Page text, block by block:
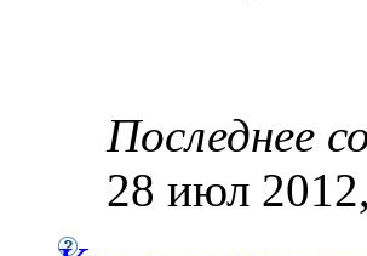
Последнее
28 июл